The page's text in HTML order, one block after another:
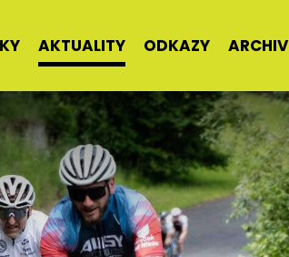
AKTUALITY ODKAZY ARCHIV